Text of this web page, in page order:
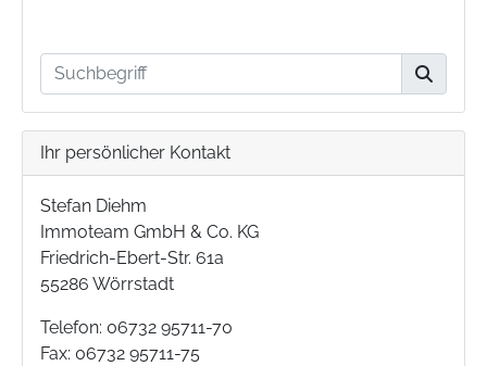
Ihr persönlicher Kontakt
Stefan Diehm
Immoteam GmbH & Co. KG
Friedrich-Ebert-Str. 61a
55286 Wörrstadt
Telefon: 06732 95711-70
Fax: 06732 95711-75